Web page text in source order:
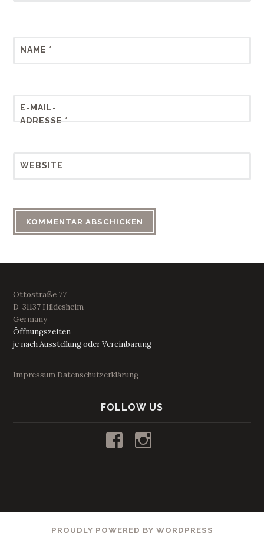
NAME *
E-MAIL-
ADRESSE *
WEBSITE
Ottostraße 77
D-31137 Hildesheim
Germany
Öffnungszeiten
je nach Ausstellung oder Vereinbarung
Impressum Datenschutzerklärung
FOLLOW US
Profil
von
PROUDLY POWERED BY WORDPRESS